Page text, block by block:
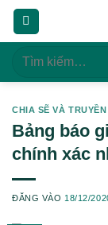
Bỏ
qua
dung
Tìm
CHIA SẼ VÀ
Bảng báo
chính xác
ĐĂNG VÀO 18/12/